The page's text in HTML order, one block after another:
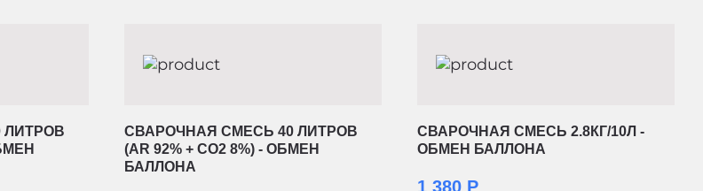
ЛИТРОВ
СВАРОЧНАЯ СМЕСЬ 40 ЛИТРОВ
(AR 92% + CO2 8%) - ОБМЕН
БАЛЛОНА
СВАРОЧНАЯ СМЕСЬ 2.8КГ/10Л -
ОБМЕН БАЛЛОНА
1 380 Р